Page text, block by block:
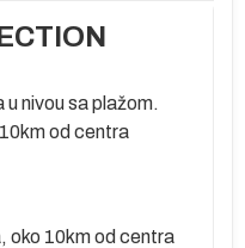
nivou sa plažom.
od centra
oko 10km od centra